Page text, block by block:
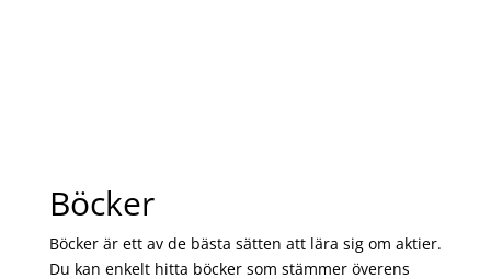
Böcker
Böcker är ett av de bästa sätten att lära sig om aktier.
Du kan enkelt hitta böcker som stämmer överens